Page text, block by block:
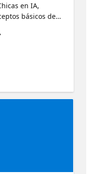
en IA,
básicos de
Comprenderás
privadas e
tipos de
Serverless,
tus
los
la
entre
híbridas.
los diferentes
Introducción al
de estudio del